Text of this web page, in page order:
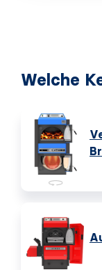
Welche